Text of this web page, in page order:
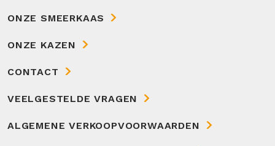
ONZE SMEERKAAS
ONZE KAZEN
CONTACT
VEELGESTELDE VRAGEN
ALGEMENE VERKOOPVOORWAARDEN